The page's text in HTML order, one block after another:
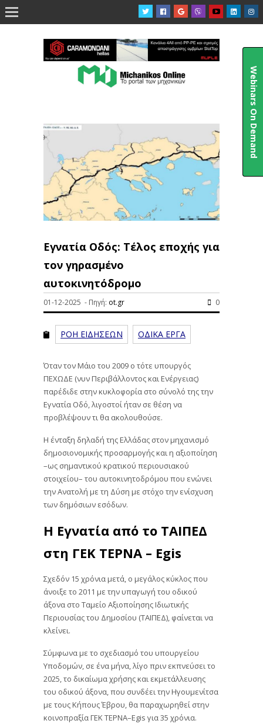

Εγνατία Οδός: Τέλος εποχής για
τον γηρασμένο
αυτοκινητόδρομο
01-12-2025 - Πηγή: ot.gr 0
ΡΟΗ ΕΙΔΗΣΕΩΝ ΟΔΙΚΑ ΕΡΓΑ
Όταν τον Μάιο του 2009 ο τότε υπουργός
ΠΕΧΩΔΕ (νυν Περιβάλλοντος και Ενέργειας)
παρέδιδε στην κυκλοφορία στο σύνολό της την
Εγνατία Οδό, λιγοστοί ήταν σε θέση να
προβλέψουν τι θα ακολουθούσε.
Η ένταξη δηλαδή της Ελλάδας στον μηχανισμό
δημοσιονομικής προσαρμογής και η αξιοποίηση
–ως σημαντικού κρατικού περιουσιακού
στοιχείου– του αυτοκινητοδρόμου που ενώνει
την Ανατολή με τη Δύση με στόχο την ενίσχυση
των δημόσιων εσόδων.
Η Εγνατία από το ΤΑΙΠΕΔ
στη ΓΕΚ ΤΕΡΝΑ – Egis
Σχεδόν 15 χρόνια μετά, ο μεγάλος κύκλος που
άνοιξε το 2011 με την υπαγωγή του οδικού
άξονα στο Ταμείο Αξιοποίησης Ιδιωτικής
Περιουσίας του Δημοσίου (ΤΑΙΠΕΔ), φαίνεται να
κλείνει.
Σύμφωνα με το σχεδιασμό του υπουργείου
Υποδομών, σε ένα μήνα, λίγο πριν εκπνεύσει το
2025, το δικαίωμα χρήσης και εκμετάλλευσης
του οδικού άξονα, που συνδέει την Ηγουμενίτσα
με τους Κήπους Έβρου, θα παραχωρηθεί στην
κοινοπραξία ΓΕΚ ΤΕΡΝΑ–Egis για 35 χρόνια.
Webinars On Demand